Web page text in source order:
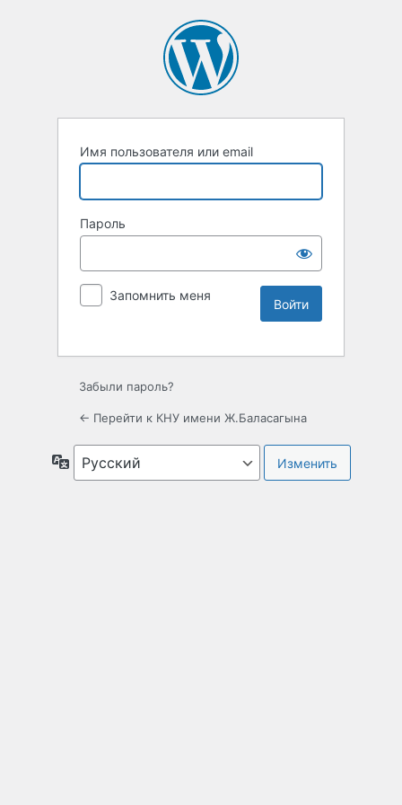
Имя пользователя или email
Пароль
Запомнить меня
Забыли пароль?
← Перейти к КНУ имени Ж.Баласагына
Язык